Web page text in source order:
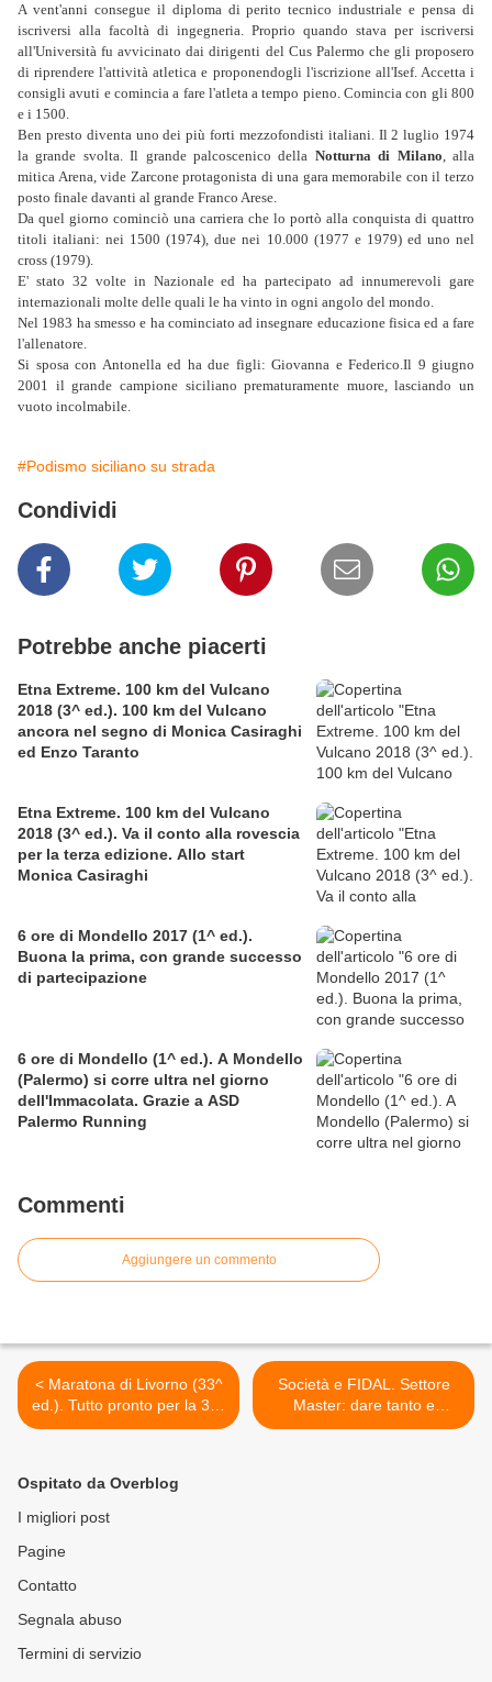
A vent'anni consegue il diploma di perito tecnico industriale e pensa di
iscriversi alla facoltà di ingegneria. Proprio quando stava per iscriversi
all'Università fu avvicinato dai dirigenti del Cus Palermo che gli proposero
di riprendere l'attività atletica e proponendogli l'iscrizione all'Isef. Accetta i
consigli avuti e comincia a fare l'atleta a tempo pieno. Comincia con gli 800
e i 1500.
Ben presto diventa uno dei più forti mezzofondisti italiani. Il 2 luglio 1974
la grande svolta. Il grande palcoscenico della Notturna di Milano, alla
mitica Arena, vide Zarcone protagonista di una gara memorabile con il terzo
posto finale davanti al grande Franco Arese.
Da quel giorno cominciò una carriera che lo portò alla conquista di quattro
titoli italiani: nei 1500 (1974), due nei 10.000 (1977 e 1979) ed uno nel
cross (1979).
E' stato 32 volte in Nazionale ed ha partecipato ad innumerevoli gare
internazionali molte delle quali le ha vinto in ogni angolo del mondo.
Nel 1983 ha smesso e ha cominciato ad insegnare educazione fisica ed a fare
l'allenatore.
Si sposa con Antonella ed ha due figli: Giovanna e Federico.Il 9 giugno
2001 il grande campione siciliano prematuramente muore, lasciando un
vuoto incolmabile.
#Podismo siciliano su strada
Condividi
Potrebbe anche piacerti
Etna Extreme. 100 km del Vulcano
2018 (3^ ed.). 100 km del Vulcano
ancora nel segno di Monica Casiraghi
ed Enzo Taranto
Etna Extreme. 100 km del Vulcano
2018 (3^ ed.). Va il conto alla rovescia
per la terza edizione. Allo start
Monica Casiraghi
6 ore di Mondello 2017 (1^ ed.).
Buona la prima, con grande successo
di partecipazione
6 ore di Mondello (1^ ed.). A Mondello
(Palermo) si corre ultra nel giorno
dell'Immacolata. Grazie a ASD
Palermo Running
Commenti
Aggiungere un commento
< Maratona di Livorno (33^
ed.). Tutto pronto per la 33^
edizione. Ecco alcune
Società e FIDAL. Settore
Master: dare tanto e
ricevere poco o nulla
Ospitato da Overblog
I migliori post
Pagine
Contatto
Segnala abuso
Termini di servizio